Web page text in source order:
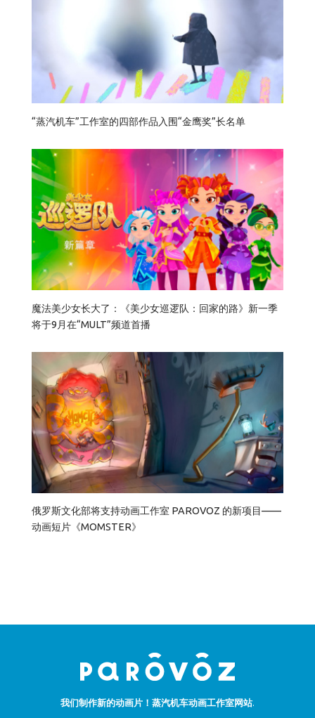
“蒸汽机车”工作室的四部作品入围“金鹰奖”长名单
魔法美少女长大了：《美少女巡逻队：回家的路》新一季
将于9月在“MULT”频道首播
俄罗斯文化部将支持动画工作室 PAROVOZ 的新项目——
动画短片《MOMSTER》
我们制作新的动画片！蒸汽机车动画工作室网站.